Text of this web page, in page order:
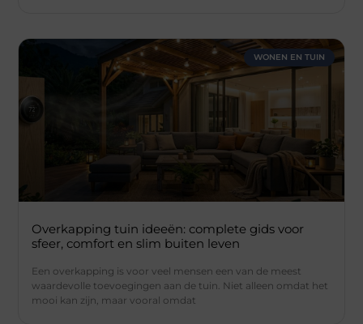
WONEN EN TUIN
Overkapping tuin ideeën: complete gids voor
sfeer, comfort en slim buiten leven
Een overkapping is voor veel mensen een van de meest
waardevolle toevoegingen aan de tuin. Niet alleen omdat het
mooi kan zijn, maar vooral omdat